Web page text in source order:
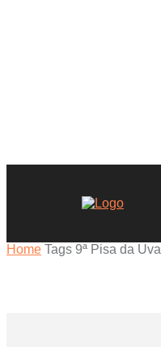
Home Tags 9ª Pisa da Uva